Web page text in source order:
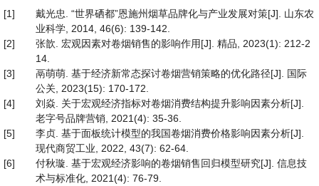
[1]
戴光忠. “世界硒都”恩施州烟草品牌化与产业发展对策[J]. 山东农
业科学, 2014, 46(6): 139-142.
[2]
张歆. 宏观因素对卷烟销售的影响作用[J]. 精品, 2023(1): 212-2
14.
[3]
鬲萌萌. 基于经济新常态探讨卷烟营销策略的优化路径[J]. 国际
公关, 2023(15): 170-172.
[4]
刘焱. 关于宏观经济指标对卷烟消费结构提升影响因素分析[J].
老字号品牌营销, 2021(4): 35-36.
[5]
李贞. 基于面板统计模型的我国卷烟消费价格影响因素分析[J].
现代商贸工业, 2022, 43(7): 62-64.
[6]
付秋璇. 基于宏观经济影响的卷烟销售回归模型研究[J]. 信息技
术与标准化, 2021(4): 76-79.